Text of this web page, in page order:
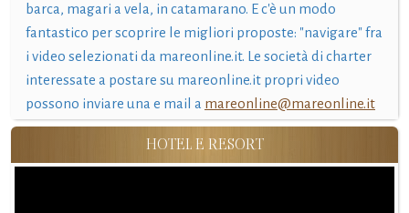
barca, magari a vela, in catamarano. E c'è un modo
fantastico per scoprire le migliori proposte: "navigare" fra
i video selezionati da mareonline.it. Le società di charter
interessate a postare su mareonline.it propri video
possono inviare una e mail a mareonline@mareonline.it
HOTEL E RESORT